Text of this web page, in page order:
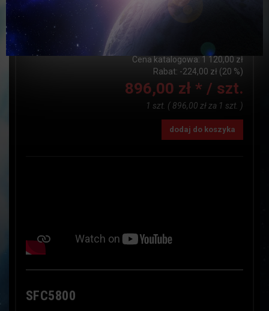
Czas realizacji: DO 24h
Cena katalogowa: 1 120,00 zł
Rabat: -224,00 zł (20 %)
896,00 zł * / szt.
1 szt. ( 896,00 zł za 1 szt. )
dodaj do koszyka
SFC5800